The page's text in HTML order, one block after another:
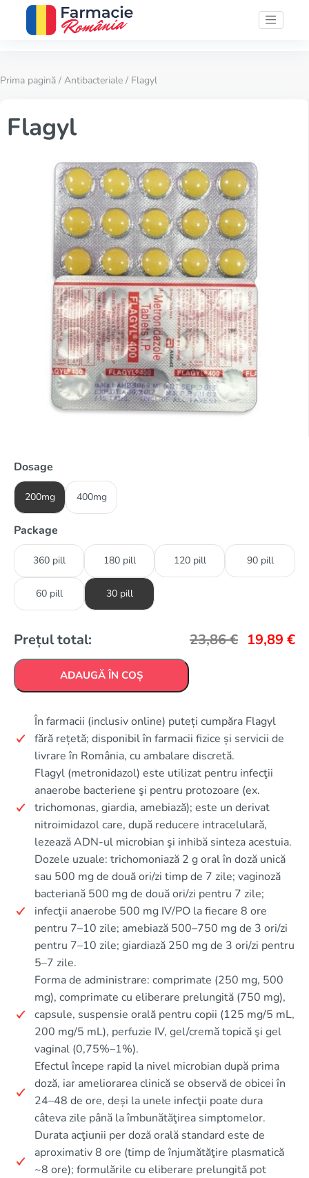
Prima pagină / Antibacteriale / Flagyl
Flagyl
Dosage
200mg 400mg
Package
360 pill 180 pill 120 pill 90 pill
60 pill 30 pill
Prețul total: 23,86€ 19,89 €
ADAUGĂ ÎN COȘ
În farmacii (inclusiv online) puteți cumpăra Flagyl
fără rețetă; disponibil în farmacii fizice și servicii de
livrare în România, cu ambalare discretă.
Flagyl (metronidazol) este utilizat pentru infecţii
anaerobe bacteriene şi pentru protozoare (ex.
trichomonas, giardia, amebiază); este un derivat
nitroimidazol care, după reducere intracelulară,
lezează ADN-ul microbian şi inhibă sinteza acestuia.
Dozele uzuale: trichomoniază 2 g oral în doză unică
sau 500 mg de două ori/zi timp de 7 zile; vaginoză
bacteriană 500 mg de două ori/zi pentru 7 zile;
infecţii anaerobe 500 mg IV/PO la fiecare 8 ore
pentru 7–10 zile; amebiază 500–750 mg de 3 ori/zi
pentru 7–10 zile; giardiază 250 mg de 3 ori/zi pentru
5–7 zile.
Forma de administrare: comprimate (250 mg, 500
mg), comprimate cu eliberare prelungită (750 mg),
capsule, suspensie orală pentru copii (125 mg/5 mL,
200 mg/5 mL), perfuzie IV, gel/cremă topică şi gel
vaginal (0,75%–1%).
Efectul începe rapid la nivel microbian după prima
doză, iar ameliorarea clinică se observă de obicei în
24–48 de ore, deși la unele infecţii poate dura
câteva zile până la îmbunătăţirea simptomelor.
Durata acţiunii per doză orală standard este de
aproximativ 8 ore (timp de înjumătăţire plasmatică
~8 ore); formulările cu eliberare prelungită pot